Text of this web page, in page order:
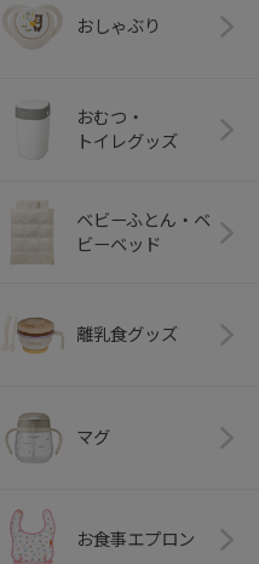
おしゃぶり
おむつ・
トイレグッズ
ベビーふとん・ベ
ビーベッド
離乳食グッズ
マグ
お食事エプロン